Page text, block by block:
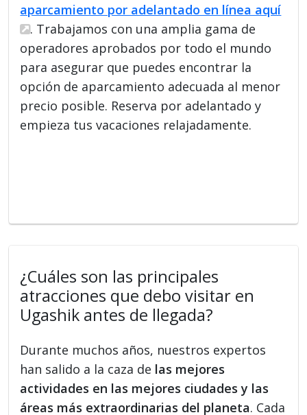
aparcamiento por adelantado en línea aquí
. Trabajamos con una amplia gama de
operadores aprobados por todo el mundo
para asegurar que puedes encontrar la
opción de aparcamiento adecuada al menor
precio posible. Reserva por adelantado y
empieza tus vacaciones relajadamente.
¿Cuáles son las principales
atracciones que debo visitar en
Ugashik antes de llegada?
Durante muchos años, nuestros expertos
han salido a la caza de las mejores
actividades en las mejores ciudades y las
áreas más extraordinarias del planeta. Cada